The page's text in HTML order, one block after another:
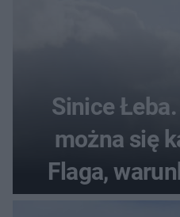
Sinice
można się
Flaga,